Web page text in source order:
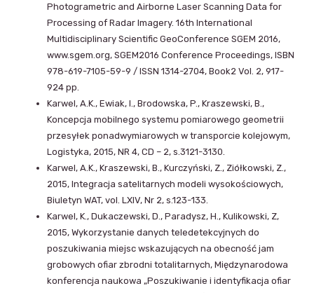
Photogrametric and Airborne Laser Scanning Data for
Processing of Radar Imagery. 16th International
Multidisciplinary Scientific GeoConference SGEM 2016,
www.sgem.org, SGEM2016 Conference Proceedings, ISBN
978-619-7105-59-9 / ISSN 1314-2704, Book2 Vol. 2, 917-
924 pp.
Karwel, A.K., Ewiak, I., Brodowska, P., Kraszewski, B.,
Koncepcja mobilnego systemu pomiarowego geometrii
przesyłek ponadwymiarowych w transporcie kolejowym,
Logistyka, 2015, NR 4, CD – 2, s.3121-3130.
Karwel, A.K., Kraszewski, B., Kurczyński, Z., Ziółkowski, Z.,
2015, Integracja satelitarnych modeli wysokościowych,
Biuletyn WAT, vol. LXIV, Nr 2, s.123-133.
Karwel, K., Dukaczewski, D., Paradysz, H., Kulikowski, Z,
2015, Wykorzystanie danych teledetekcyjnych do
poszukiwania miejsc wskazujących na obecność jam
grobowych ofiar zbrodni totalitarnych, Międzynarodowa
konferencja naukowa „Poszukiwanie i identyfikacja ofiar